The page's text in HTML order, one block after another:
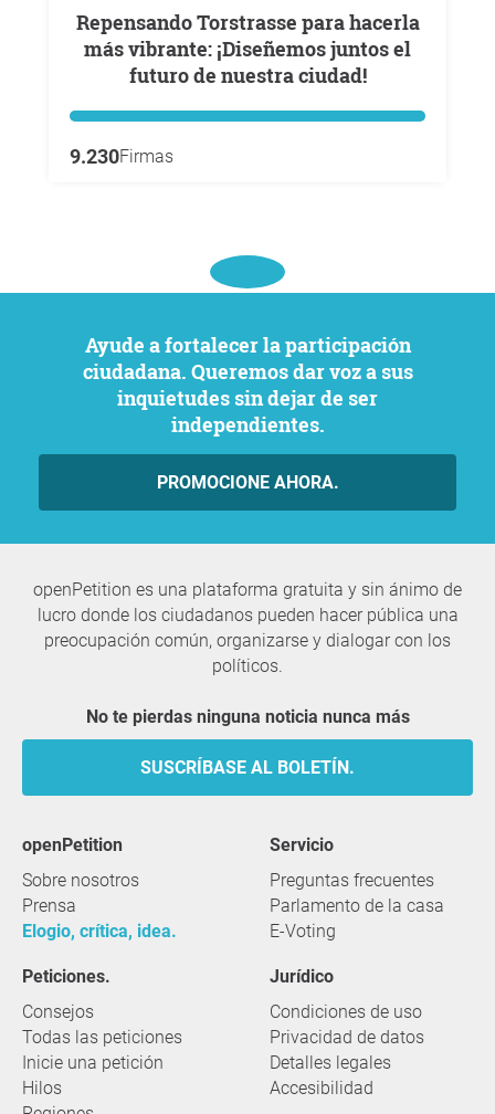
Repensando Torstrasse para hacerla
más vibrante: ¡Diseñemos juntos el
futuro de nuestra ciudad!
9.230Firmas
Ayude a fortalecer la participación
ciudadana. Queremos dar voz a sus
inquietudes sin dejar de ser
independientes.
PROMOCIONE AHORA.
openPetition es una plataforma gratuita y sin ánimo de
lucro donde los ciudadanos pueden hacer pública una
preocupación común, organizarse y dialogar con los
políticos.
No te pierdas ninguna noticia nunca más
SUSCRÍBASE AL BOLETÍN.
openPetition
Sobre nosotros
Prensa
Elogio, crítica, idea.
servicio
Preguntas frecuentes
Parlamento de la casa
E-Voting
Peticiones.
Consejos
Todas las peticiones
Inicie una petición
Hilos
Jurídico
Condiciones de uso
Privacidad de datos
Detalles legales
Accesibilidad